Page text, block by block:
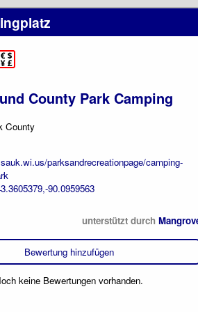
County Park Camping
County
parksandrecreationpage/camping-
90.0959563
unterstützt durch
Bewertung hinzufügen
keine Bewertungen vorhanden.